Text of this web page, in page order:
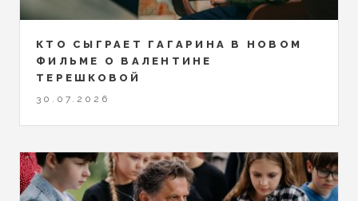
КТО СЫГРАЕТ ГАГАРИНА В НОВОМ
ФИЛЬМЕ О ВАЛЕНТИНЕ
ТЕРЕШКОВОЙ
30.07.2026